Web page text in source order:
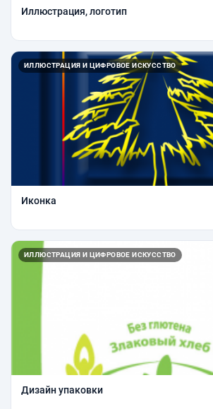
Иллюстрация, логотип
ИЛЛЮСТРАЦИЯ И ЦИФРОВОЕ ИСКУССТВО
Иконка
ИЛЛЮСТРАЦИЯ И ЦИФРОВОЕ ИСКУССТВО
Дизайн упаковки